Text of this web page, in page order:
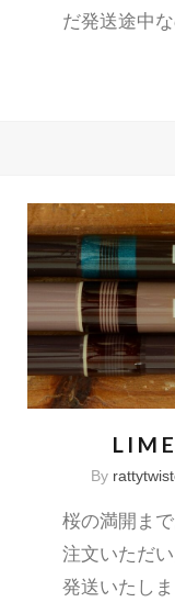
だ発送途中
By
桜の満開ま
注文いただ
発送いたし